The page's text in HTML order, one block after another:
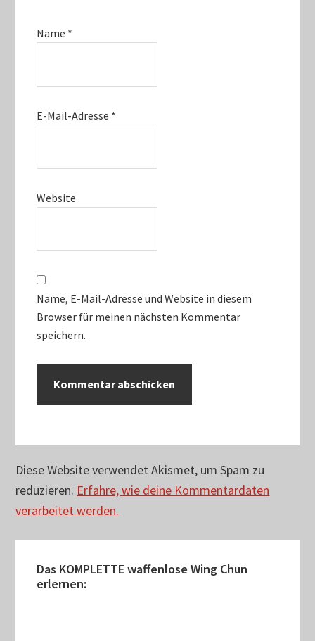
Name *
E-Mail-Adresse *
Website
Name, E-Mail-Adresse und Website in diesem
Browser für meinen nächsten Kommentar
speichern.
Diese Website verwendet Akismet, um Spam zu
reduzieren. Erfahre, wie deine Kommentardaten
verarbeitet werden.
Das KOMPLETTE waffenlose Wing Chun
erlernen: